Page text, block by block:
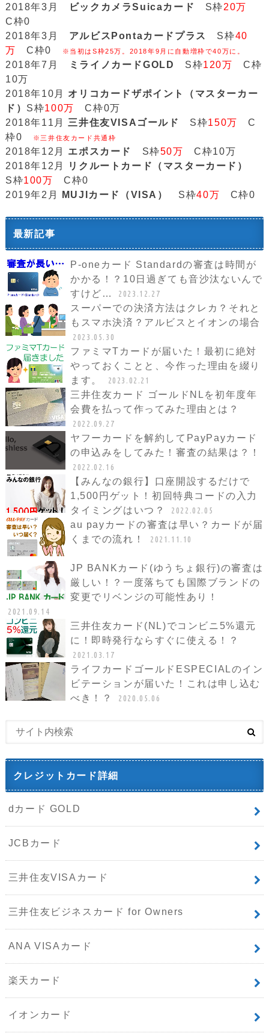
2018年3月 ビックカメラSuicaカード S枠20万
C枠0
2018年3月 アルビスPontaカードプラス S枠40
万 C枠0 ※当初はS枠25万。2018年9月に自動増枠で40万に。
2018年7月 ミライノカードGOLD S枠120万 C枠
10万
2018年10月 オリコカードザポイント（マスターカー
ド） S枠100万
C枠0万
2018年11月 三井住友VISAゴールド S枠150万
C
枠0
※三井住友カード共通枠
2018年12月 エポスカード S枠50万 C枠10万
2018年12月
リクルートカード（マスターカード）
S枠100万 C枠0
2019年2月
MUJIカード（VISA） S枠40万 C枠0
最新記事
P-oneカード Standardの審査は時間が
かかる！？10日過ぎても音沙汰ないんで
すけど…
2023.12.27
スーパーでの決済方法はクレカ？それと
もスマホ決済？アルビスとイオンの場合
2023.05.30
ファミマTカードが届いた！最初に絶対
やっておくことと、今作った理由を綴り
ます。
2023.02.21
三井住友カード ゴールドNLを初年度年
会費を払って作ってみた理由とは？
2022.09.27
ヤフーカードを解約してPayPayカード
の申込みをしてみた！審査の結果は？！
2022.02.16
【みんなの銀行】口座開設するだけで
1,500円ゲット！初回特典コードの入力
タイミングはいつ？
2022.02.05
au payカードの審査は早い？カードが届
くまでの流れ！
2021.11.10
JP BANKカード(ゆうちょ銀行)の審査は
厳しい！？一度落ちても国際ブランドの
変更でリベンジの可能性あり！
2021.09.14
三井住友カード(NL)でコンビニ5%還元
に！即時発行ならすぐに使える！？
2021.03.17
ライフカードゴールドESPECIALのイン
ビテーションが届いた！これは申し込む
べき！？
2020.05.06
クレジットカード詳細
dカード GOLD
JCBカード
三井住友VISAカード
三井住友ビジネスカード for Owners
ANA VISAカード
楽天カード
イオンカード